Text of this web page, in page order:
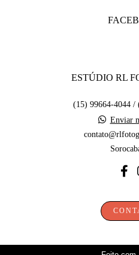
ESTÚDIO RL
(15) 99664-4044 /
Enviar